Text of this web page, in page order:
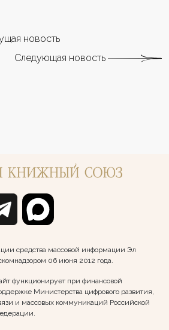
новость
Следующая новость
средства массовой информации Эл
06 июня 2012 года.
функционирует при финансовой
Министерства цифрового развития,
и массовых коммуникаций Российской